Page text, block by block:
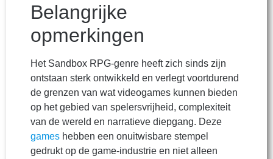
Belangrijke
opmerkingen
Het Sandbox RPG-genre heeft zich sinds zijn
ontstaan sterk ontwikkeld en verlegt voortdurend
de grenzen van wat videogames kunnen bieden
op het gebied van spelersvrijheid, complexiteit
van de wereld en narratieve diepgang. Deze
games hebben een onuitwisbare stempel
gedrukt op de game-industrie en niet alleen